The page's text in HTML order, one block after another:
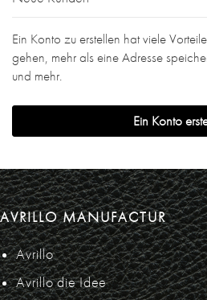
Ein Konto zu erstellen hat viele
gehen, mehr als eine Adresse
und mehr.
Ein Konto
AVRILLO MANUFACTUR
Avrillo
Avrillo die Idee